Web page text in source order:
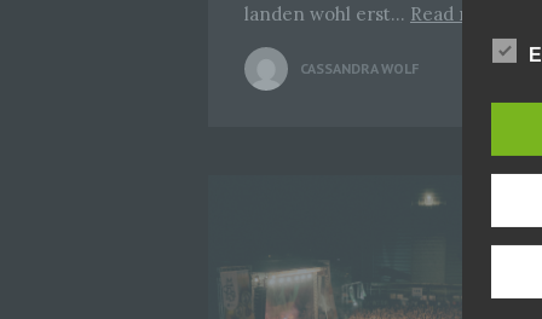
landen wohl erst… Read more
CASSANDRA WOLF 0